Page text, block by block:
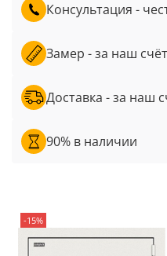
Консультация -
Замер - за наш счёт
Доставка - за наш
90% в наличии
-15%